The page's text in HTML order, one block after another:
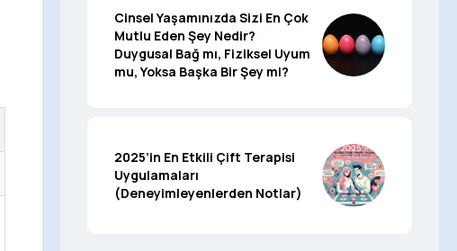
Cinsel Yaşamınızda Sizi En Çok
Mutlu Eden Şey Nedir?
Duygusal Bağ mı, Fiziksel Uyum
mu, Yoksa Başka Bir Şey mi?
2025’in En Etkili Çift Terapisi
Uygulamaları
(Deneyimleyenlerden Notlar)